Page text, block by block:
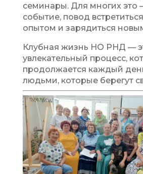
семинары. Для многих это
событие, повод
опытом и зарядиться
Клубная жизнь НО РНД —
увлекательный процесс,
продолжается каждый
людьми, которые берегут